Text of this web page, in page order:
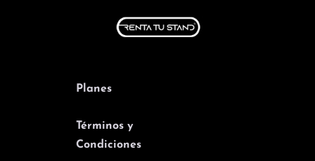
Planes
Términos y
Condiciones